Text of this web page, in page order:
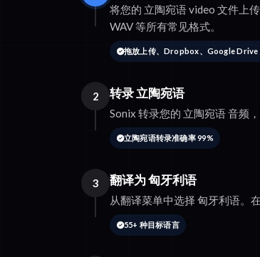
将您的 立陶宛语 video 文件上
WAV 等所有常见格式。
拖放上传、Dropbox、Google Drive
2 转录 立陶宛语
Sonix 转录您的 立陶宛语 音频
立陶宛语转录准确率 99%
3 翻译为 匈牙利语
从翻译菜单中选择 匈牙利语。
55+ 种目标语言